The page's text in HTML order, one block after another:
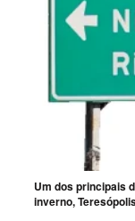
Um dos principais
inverno,